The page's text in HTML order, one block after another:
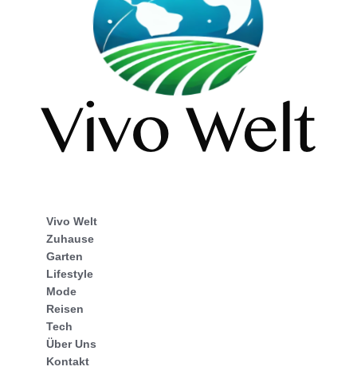
Vivo Welt
Zuhause
Garten
Lifestyle
Mode
Reisen
Tech
Über Uns
Kontakt